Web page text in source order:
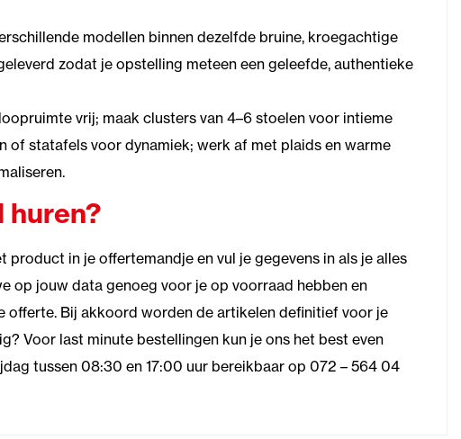
modellen binnen dezelfde bruine, kroegachtige
zodat je opstelling meteen een geleefde, authentieke
vrij; maak clusters van 4–6 stoelen voor intieme
of statafels voor dynamiek; werk af met plaids en warme
huren?
product in je offertemandje en vul je gegevens in als je alles
op jouw data genoeg voor je op voorraad hebben en
offerte. Bij akkoord worden de artikelen definitief voor je
Voor last minute bestellingen kun je ons het best even
tussen 08:30 en 17:00 uur bereikbaar op 072 – 564 04